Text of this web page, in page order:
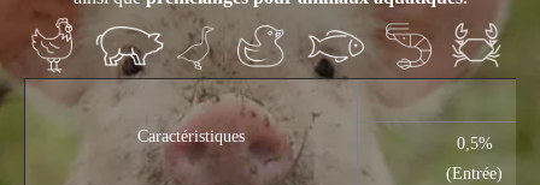
Caractéristiques
0,5%
(Entrée)